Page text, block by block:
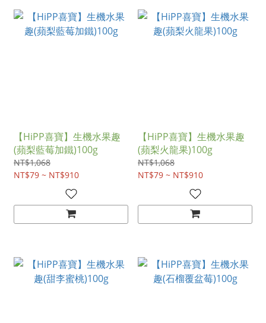
【HiPP喜寶】生機水果趣
(蘋梨藍莓加鐵)100g
NT$1,068
NT$79 ~ NT$910
【HiPP喜寶】生機水果趣
(蘋梨火龍果)100g
NT$1,068
NT$79 ~ NT$910